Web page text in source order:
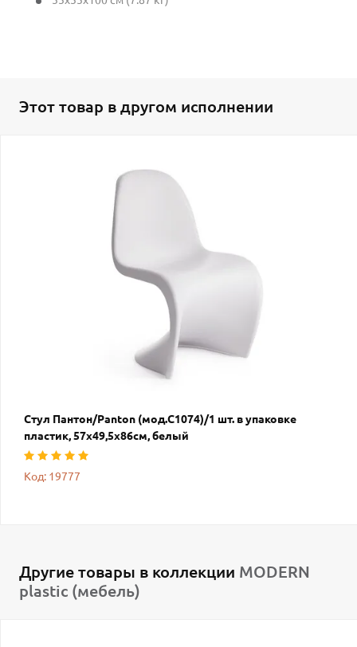
Этот товар в другом исполнении
Стул Пантон/Panton (мод.C1074)/1 шт. в упаковке
пластик, 57х49,5х86см, белый
Код: 19777
Другие товары в коллекции MODERN
plastic (мебель)